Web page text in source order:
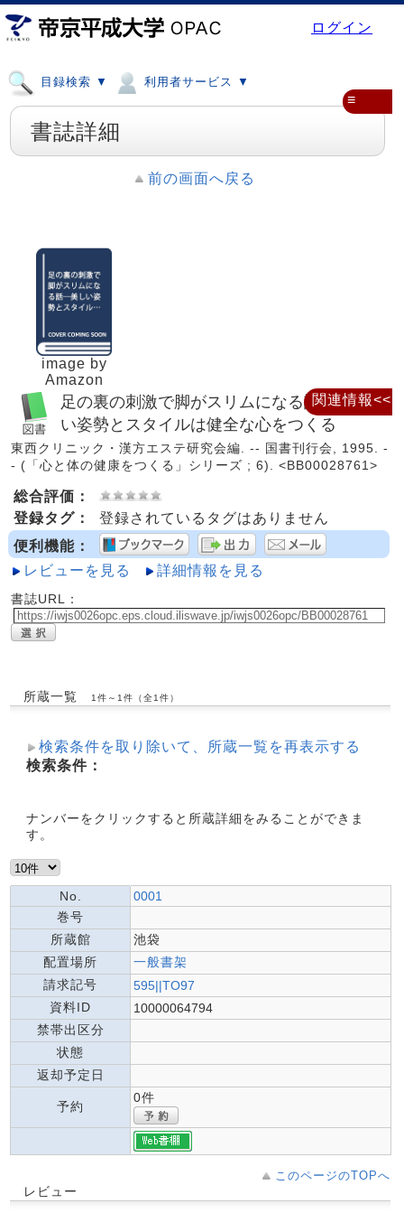
ログイン
目録検索 ▼ 利用者サービス ▼
≡
書誌詳細
前の画面へ戻る
image by
Amazon
足の裏の刺激で脚がスリムになる話 : 美し
い姿勢とスタイルは健全な心をつくる
東西クリニック・漢方エステ研究会編. -- 国書刊行会, 1995. -
- (「心と体の健康をつくる」シリーズ ; 6). <BB00028761>
総合評価：
登録タグ：
登録されているタグはありません
便利機能：
レビューを見る
詳細情報を見る
書誌URL：
所蔵一覧 1件～1件（全1件）
検索条件を取り除いて、所蔵一覧を再表示する
検索条件：
ナンバーをクリックすると所蔵詳細をみることができま
す。
No.
0001
巻号
所蔵館
池袋
配置場所
一般書架
請求記号
595||TO97
資料ID
10000064794
禁帯出区分
状態
返却予定日
予約
0件
このページのTOPへ
レビュー
関連情報<<